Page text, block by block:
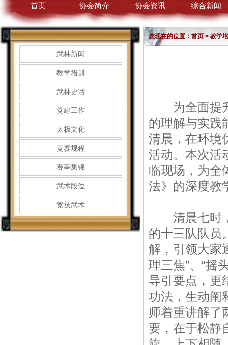
首页 协会简介 协会资讯 综合新闻
武林新闻
教学培训
武林史话
党建工作
太极文化
竞赛规程
赛事集锦
武术段位
竞技武术
您现在的位置： 首页 > 教学
为全面提升
的理解与实践
清晨，在环境
活动。本次活
临现场，为全
法》的深度教
清晨七时，
的十三队队员
解，引领大家
理三焦”、“摇
导引要点，更
功法，生动阐
师着重讲解了
要，在于松静